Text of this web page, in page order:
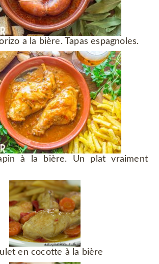
a la bière. Tapas espagnoles.
à la bière. Un plat vraiment
en cocotte à la bière